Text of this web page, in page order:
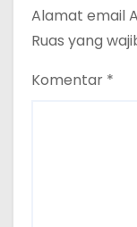
Alamat email
Ruas yang
Komentar *